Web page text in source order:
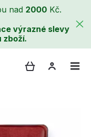
nad 2000 Kč.
výrazné slevy
zboží.